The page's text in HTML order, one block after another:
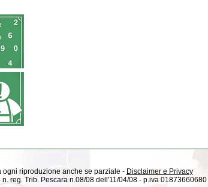
ogni riproduzione anche se parziale - Disclaimer e Privacy
reg. Trib. Pescara n.08/08 dell'11/04/08 - p.iva 01873660680